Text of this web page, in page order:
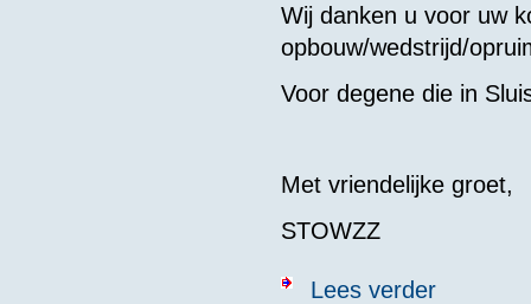
Wij danken u voor uw
opbouw/wedstrijd/
Voor degene die in
Met vriendelijke groet,
STOWZZ
Lees verderover Uitslag